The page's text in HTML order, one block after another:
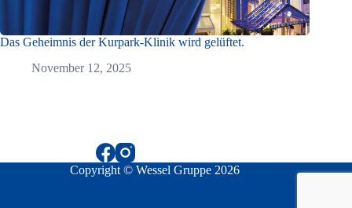
Das Geheimnis der Kurpark-Klinik wird gelüftet.
November 12, 2025
Copyright © Wessel Gruppe 2026